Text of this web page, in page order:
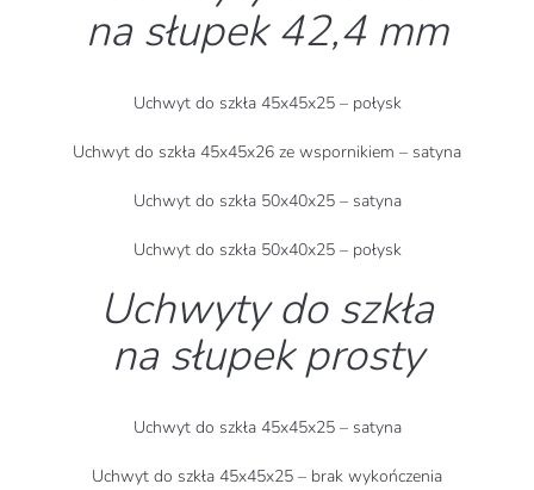
na słupek 42,4 mm
Uchwyt do szkła 45x45x25 – połysk
Uchwyt do szkła 45x45x26 ze wspornikiem – satyna
Uchwyt do szkła 50x40x25 – satyna
Uchwyt do szkła 50x40x25 – połysk
Uchwyty do szkła
na słupek prosty
Uchwyt do szkła 45x45x25 – satyna
Uchwyt do szkła 45x45x25 – brak wykończenia